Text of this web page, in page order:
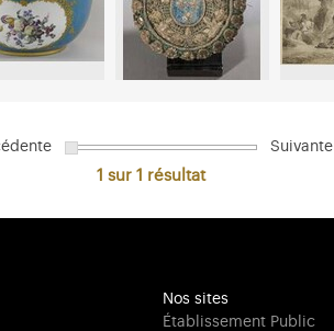
Suivante
1 sur 1 résultat
Nos sites
Établissement Public